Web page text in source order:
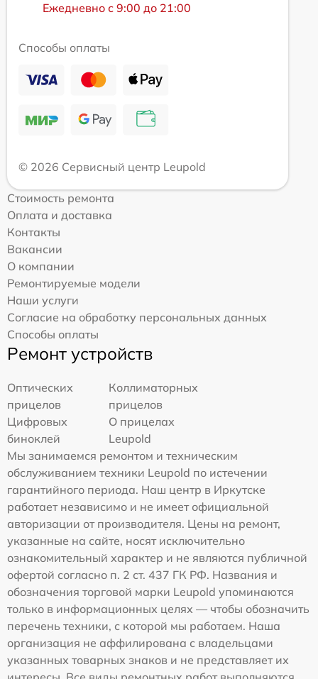
Ежедневно с 9:00 до 21:00
Способы оплаты
© 2026 Сервисный центр Leupold
Стоимость ремонта
Оплата и доставка
Контакты
Вакансии
О компании
Ремонтируемые модели
Наши услуги
Согласие на обработку персональных данных
Способы оплаты
Ремонт устройств
Оптических
прицелов
Коллиматорных
прицелов
Цифровых
биноклей
О прицелах
Leupold
Мы занимаемся ремонтом и техническим
обслуживанием техники Leupold по истечении
гарантийного периода. Наш центр в Иркутске
работает независимо и не имеет официальной
авторизации от производителя. Цены на ремонт,
указанные на сайте, носят исключительно
ознакомительный характер и не являются публичной
офертой согласно п. 2 ст. 437 ГК РФ. Названия и
обозначения торговой марки Leupold упоминаются
только в информационных целях — чтобы обозначить
перечень техники, с которой мы работаем. Наша
организация не аффилирована с владельцами
указанных товарных знаков и не представляет их